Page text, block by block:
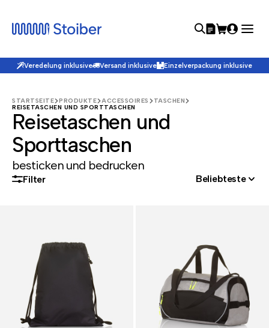
Veredelung inklusive Versand inklusive Einzelverpackung inklusive
STARTSEITE PRODUKTE ACCESSOIRES
TASCHEN
REISETASCHEN UND SPORTTASCHEN
Reisetaschen und
Sporttaschen
besticken und bedrucken
Filter Beliebteste